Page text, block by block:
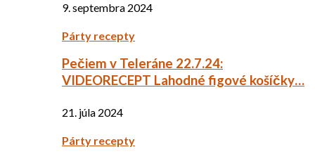
9. septembra 2024
Párty recepty
Pečiem v Teleráne 22.7.24:
VIDEORECEPT Lahodné figové košíčky…
21. júla 2024
Párty recepty